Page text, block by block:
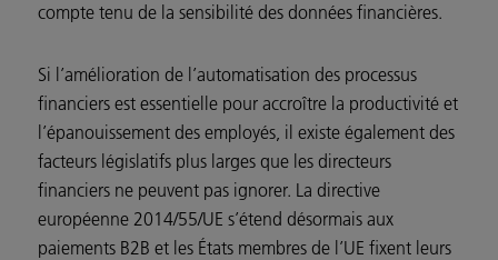
compte tenu de la sensibilité des données financières.
Si l’amélioration de l’automatisation des processus
financiers est essentielle pour accroître la productivité et
l’épanouissement des employés, il existe également des
facteurs législatifs plus larges que les directeurs
financiers ne peuvent pas ignorer. La directive
européenne 2014/55/UE s’étend désormais aux
paiements B2B et les États membres de l’UE fixent leurs